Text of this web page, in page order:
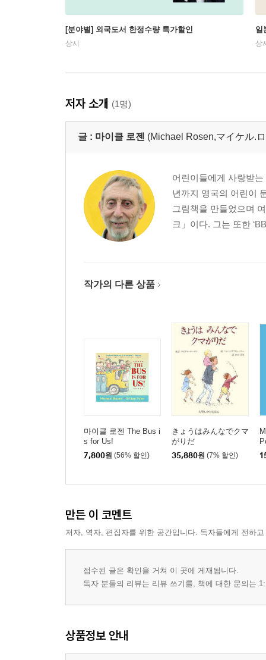
[분야별] 외국도서 한정수량 특가할인
상시
일
상
저자 소개 (1명)
글 : 마이클 로젠 (Michael Rosen,マイケル.
어린이들에게 사랑받
년까지 영국의 어린이
그림책을 만들었으며
크」이다. 그는 또한
작가의 다른 상품
마이클 로젠 The Bus i
s for Us!
7,800원 (56% 할인)
きょうはみんなでクマ
がりだ
35,880원 (7% 할인)
만든 이 코멘트
저자, 역자, 편집자를 위한 공간입니다. 독자들에게 전하
접수된 글은 확인을 거쳐 이 곳에 게재됩니다.
독자 분들의 리뷰는 리뷰 쓰기를, 책에 대한 문의는
상품정보 안내